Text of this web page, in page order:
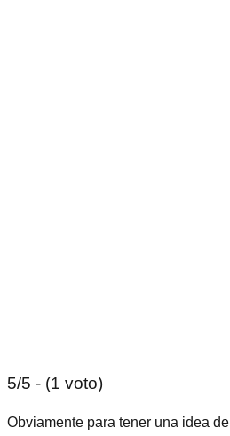
5/5 - (1 voto)
Obviamente para tener una idea de